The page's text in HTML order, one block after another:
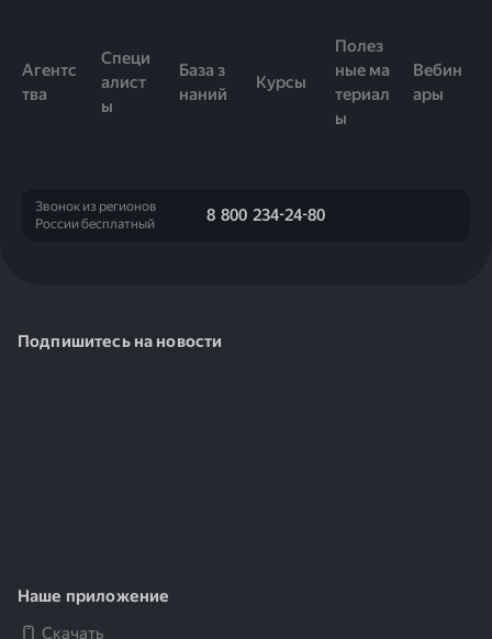
если требуется перепроверить фильтрацию трафика
вручную.
Агентс
тва
Специ
алист
ы
База з
наний
Курсы
Полез
ные ма
териал
ы
Вебин
ары
8 800 234-24-80
Звонок из регионов
России бесплатный
Подпишитесь на новости
Наше приложение
Скачать